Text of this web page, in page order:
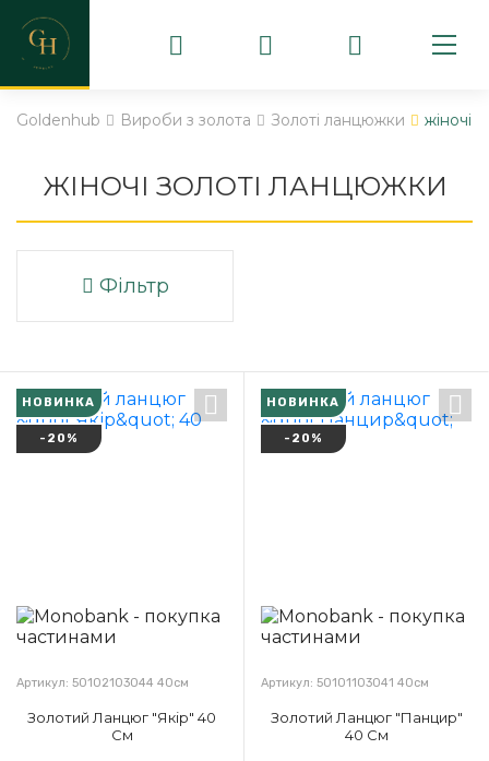
Goldenhub Вироби з золота Золоті ланцюжки жіночі
ЖІНОЧІ ЗОЛОТІ ЛАНЦЮЖКИ
Фільтр
НОВИНКА
-20%
Артикул: 50102103044 40см
Золотий Ланцюг "Якір" 40
См
НОВИНКА
-20%
Артикул: 50101103041 40см
Золотий Ланцюг "Панцир"
40 См